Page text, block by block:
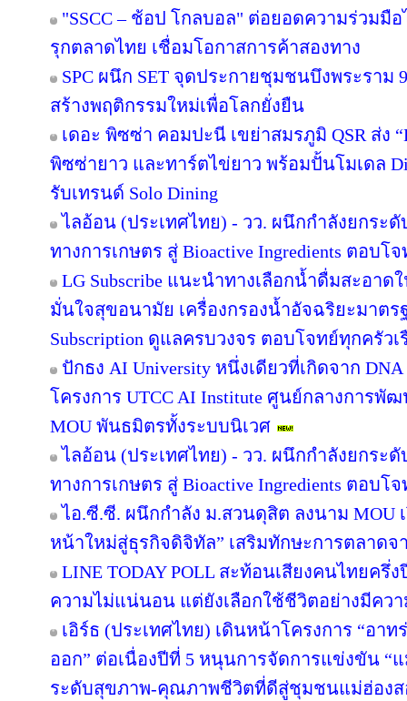
"SSCC – ช้อป โกลบอล" ต่อยอดความร่วมมื
รุกตลาดไทย เชื่อมโอกาสการค้าสองทาง
SPC ผนึก SET จุดประกายชุมชนบึงพระรา
สร้างพฤติกรรมใหม่เพื่อโลกยั่งยืน
เดอะ พิซซ่า คอมปะนี เขย่าสมรภูมิ QSR ส่ง
พิซซ่ายาว และทาร์ตไข่ยาว พร้อมปั้นโมเดล
รับเทรนด์ Solo Dining
ไลอ้อน (ประเทศไทย) - วว. ผนึกกำลังยกระ
ทางการเกษตร สู่ Bioactive Ingredients ตอบโ
LG Subscribe แนะนำทางเลือกน้ำดื่มสะอา
มั่นใจสุขอนามัย เครื่องกรองน้ำอัจฉริยะมาต
Subscription ดูแลครบวงจร ตอบโจทย์ทุกครัวเ
ปักธง AI University หนึ่งเดียวที่เกิดจาก
โครงการ UTCC AI Institute ศูนย์กลางการพั
MOU พันธมิตรทั้งระบบนิเวศ
ไลอ้อน (ประเทศไทย) - วว. ผนึกกำลังยกระ
ทางการเกษตร สู่ Bioactive Ingredients ตอบโ
ไอ.ซี.ซี. ผนึกกำลัง ม.สวนดุสิต ลงนาม MOU
หน้าใหม่สู่ธุรกิจดิจิทัล” เสริมทักษะการตลาด
LINE TODAY POLL สะท้อนเสียงคนไทยครึ่
ความไม่แน่นอน แต่ยังเลือกใช้ชีวิตอย่างมีควา
เอิร์ธ (ประเทศไทย) เดินหน้าโครงการ “อา
ออก” ต่อเนื่องปีที่ 5 หนุนการจัดการแข่งขัน “
ระดับสุขภาพ-คุณภาพชีวิตที่ดีสู่ชุมชนแม่ฮ่อง